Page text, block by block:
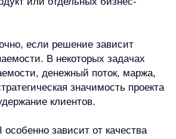
ROI = (чистый результат /
В прикладном виде чистый
и затратами.
хорошим?
ROI нет. Один
может означать разные вещи
периода, маржинальности,
и цели расчёта.
означает, что вложения